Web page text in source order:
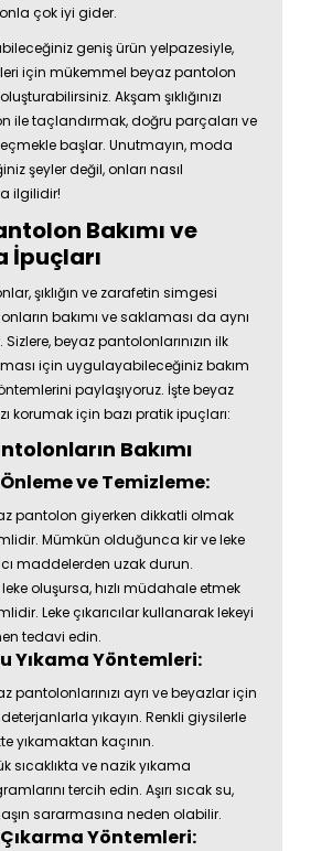
çok iyi gider.
geniş ürün yelpazesiyle,
için mükemmel beyaz pantolon
Akşam şıklığınızı
ile taçlandırmak, doğru parçaları ve
başlar. Unutmayın, moda
şeyler değil, onları nasıl
ilgilidir!
Bakımı ve
İpuçları
şıklığın ve zarafetin simgesi
bakımı ve saklaması da aynı
beyaz pantolonlarınızın ilk
için uygulayabileceğiniz bakım
paylaşıyoruz. İşte beyaz
korumak için bazı pratik ipuçları:
Bakımı
ve Temizleme:
pantolon giyerken dikkatli olmak
Mümkün olduğunca kir ve leke
maddelerden uzak durun.
leke oluşursa, hızlı müdahale etmek
Leke çıkarıcılar kullanarak lekeyi
tedavi edin.
Yıkama Yöntemleri:
pantolonlarınızı ayrı ve beyazlar için
yıkayın. Renkli giysilerle
yıkamaktan kaçının.
sıcaklıkta ve nazik yıkama
tercih edin. Aşırı sıcak su,
sararmasına neden olabilir.
Çıkarma Yöntemleri: